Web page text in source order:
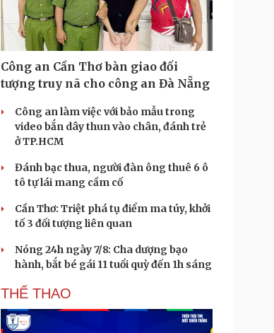
Công an Cần Thơ bàn giao đối
tượng truy nã cho công an Đà Nẵng
Công an làm việc với bảo mẫu trong
video bắn dây thun vào chân, đánh trẻ
ở TP.HCM
Đánh bạc thua, người đàn ông thuê 6 ô
tô tự lái mang cầm cố
Cần Thơ: Triệt phá tụ điểm ma túy, khởi
tố 3 đối tượng liên quan
Nóng 24h ngày 7/8: Cha dượng bạo
hành, bắt bé gái 11 tuổi quỳ đến 1h sáng
THỂ THAO